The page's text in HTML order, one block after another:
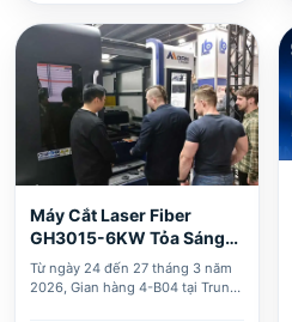
Tuy nhiên, trên thực tế, phần lớn
các vấn đề về độ chính xác đều
có thể được khắc phục và độ
chính xác có thể được khôi phục
thông qua việc điều chỉnh và xử
lý sự cố một cách có mục tiêu.
Máy Cắt Laser Fiber
GH3015-6KW Tỏa Sáng
Tại Kielce; Hiệ···
​Từ ngày 24 đến 27 tháng 3 năm
2026, Gian hàng 4-B04 tại Trung